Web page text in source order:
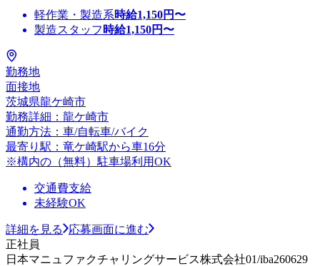
軽作業・製造系時給1,150円〜
製造スタッフ 時給1,150円〜
勤務地
面接地
茨城県龍ケ崎市
勤務詳細：龍ケ崎市
通勤方法：車/自転車/バイク
最寄り駅：竜ケ崎駅から車16分
※構内の（無料）駐車場利用OK
交通費支給
未経験OK
詳細を見る
応募画面に進む
正社員
日本マニュファクチャリングサービス株式会社01/iba260629